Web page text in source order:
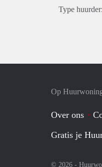
Type huurder:
Op
Over ons
Gratis je
© 2026 -